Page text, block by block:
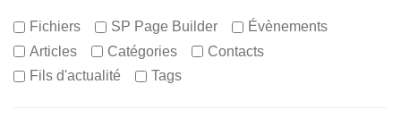
Fichiers SP Page Builder
Évènements
Articles
Catégories
Contacts
Fils d'actualité
Tags